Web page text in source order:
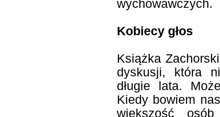
wychowawczych.
Kobiecy głos
Książka
dyskusji, która
długie lata.
Kiedy bowiem
większość